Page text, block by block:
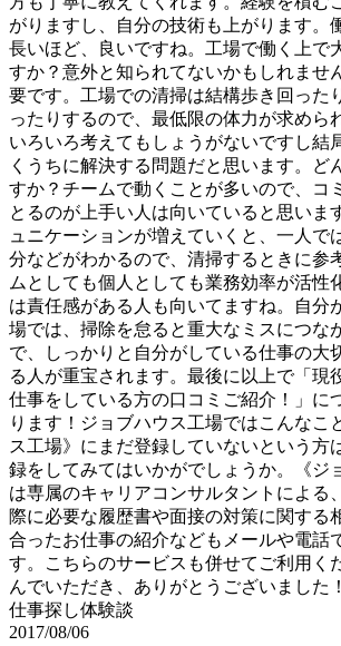
がりますし、自分の技術も上がります。
長いほど、良いですね。工場で働く上で
すか？意外と知られてないかもしれませ
要です。工場での清掃は結構歩き回った
ったりするので、最低限の体力が求めら
いろいろ考えてもしょうがないですし結
くうちに解決する問題だと思います。ど
すか？チームで動くことが多いので、コ
とるのが上手い人は向いていると思いま
ュニケーションが増えていくと、一人で
分などがわかるので、清掃するときに参
ムとしても個人としても業務効率が活性
は責任感がある人も向いてますね。自分
場では、掃除を怠ると重大なミスにつな
で、しっかりと自分がしている仕事の大
る人が重宝されます。最後に以上で「現
仕事をしている方の口コミご紹介！」に
ります！ジョブハウス工場ではこんなこ
ス工場》にまだ登録していないという方
録をしてみてはいかがでしょうか。《ジ
は専属のキャリアコンサルタントによる
際に必要な履歴書や面接の対策に関する
合ったお仕事の紹介などもメールや電話
す。こちらのサービスも併せてご利用く
んでいただき、ありがとうございました！
仕事探し体験談
2017/08/06